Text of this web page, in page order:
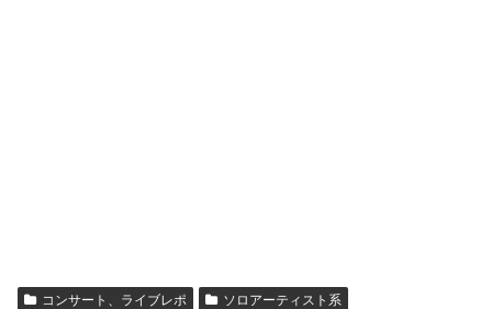
コンサート、ライブレポ
ソロアーティスト系